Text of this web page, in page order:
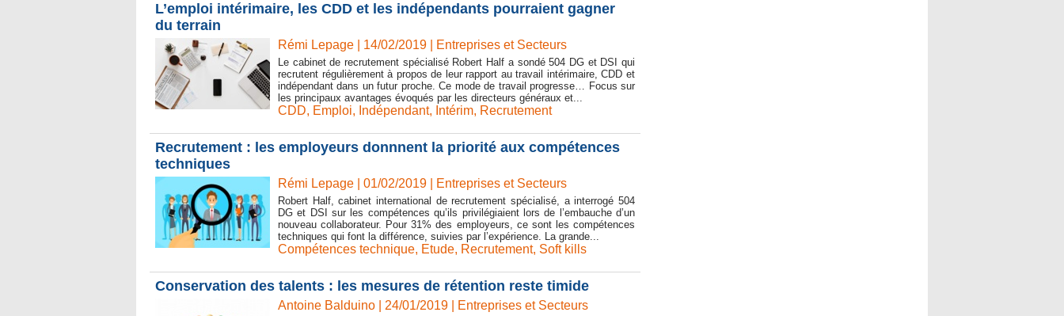
L’emploi intérimaire, les CDD et les indépendants pourraient gagner
du terrain
Rémi Lepage | 14/02/2019 Entreprises et Secteurs
Le cabinet de recrutement spécialisé Robert Half a sondé 504 DG et DSI qui
recrutent régulièrement à propos de leur rapport au travail intérimaire, CDD et
indépendant dans un futur proche. Ce mode de travail progresse… Focus sur
les principaux avantages évoqués par les directeurs généraux et...
CDD, Emploi, Indépendant, Intérim, Recrutement
Recrutement : les employeurs donnnent la priorité aux compétences
techniques
Rémi Lepage | 01/02/2019 Entreprises et Secteurs
Robert Half, cabinet international de recrutement spécialisé, a interrogé 504
DG et DSI sur les compétences qu’ils privilégiaient lors de l’embauche d’un
nouveau collaborateur. Pour 31% des employeurs, ce sont les compétences
techniques qui font la différence, suivies par l’expérience. La grande...
Compétences technique, Etude, Recrutement, Soft kills
Conservation des talents : les mesures de rétention reste timide
Antoine Balduino | 24/01/2019 Entreprises et Secteurs